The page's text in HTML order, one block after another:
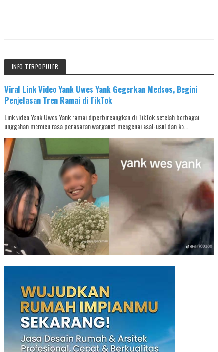
INFO TERPOPULER
Viral Link Video Yank Uwes Yank Gegerkan Medsos, Begini
Penjelasan Tren Ramai di TikTok
Link video Yank Uwes Yank ramai diperbincangkan di TikTok setelah berbagai
unggahan memicu rasa penasaran warganet mengenai asal-usul dan ko...